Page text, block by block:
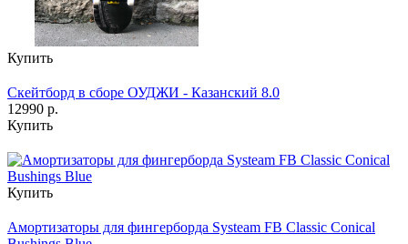
Купить
Скейтборд в сборе ОУДЖИ - Казанский 8.0
12990 р.
Купить
Купить
Амортизаторы для фингерборда Systeam FB Classic Conical